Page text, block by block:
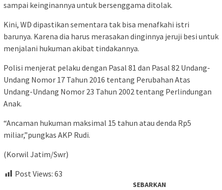
sampai keinginannya untuk bersenggama ditolak.
Kini, WD dipastikan sementara tak bisa menafkahi istri
barunya. Karena dia harus merasakan dinginnya jeruji besi untuk
menjalani hukuman akibat tindakannya.
Polisi menjerat pelaku dengan Pasal 81 dan Pasal 82 Undang-
Undang Nomor 17 Tahun 2016 tentang Perubahan Atas
Undang-Undang Nomor 23 Tahun 2002 tentang Perlindungan
Anak.
“Ancaman hukuman maksimal 15 tahun atau denda Rp5
miliar,”pungkas AKP Rudi.
(Korwil Jatim/Swr)
Post Views: 63
SEBARKAN